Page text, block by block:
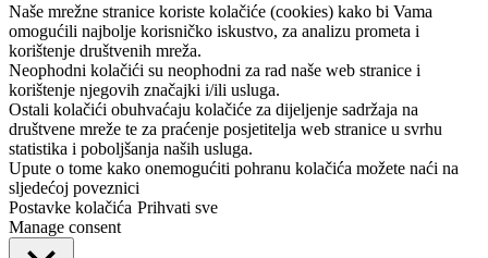
Naše mrežne stranice koriste kolačiće (cookies) kako bi Vama
omogućili najbolje korisničko iskustvo, za analizu prometa i
korištenje društvenih mreža.
Neophodni kolačići su neophodni za rad naše web stranice i
korištenje njegovih značajki i/ili usluga.
Ostali kolačići obuhvaćaju kolačiće za dijeljenje sadržaja na
društvene mreže te za praćenje posjetitelja web stranice u svrhu
statistika i poboljšanja naših usluga.
Upute o tome kako onemogućiti pohranu kolačića možete naći na
sljedećoj poveznici
Postavke kolačića Prihvati sve
Manage consent